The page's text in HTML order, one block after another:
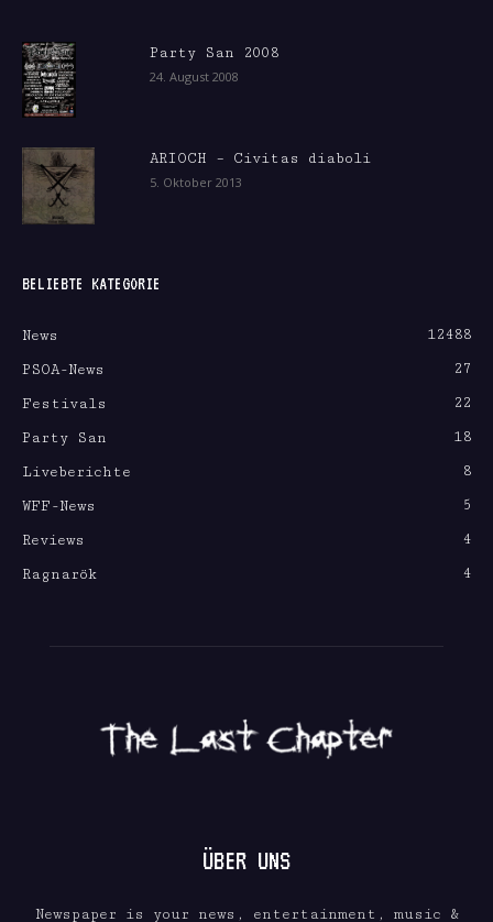
Party San 2008
24. August 2008
ARIOCH – Civitas diaboli
5. Oktober 2013
BELIEBTE KATEGORIE
News
12488
PSOA-News
27
Festivals
22
Party San
18
Liveberichte
8
WFF-News
5
Reviews
4
Ragnarök
4
ÜBER UNS
Newspaper is your news, entertainment, music &